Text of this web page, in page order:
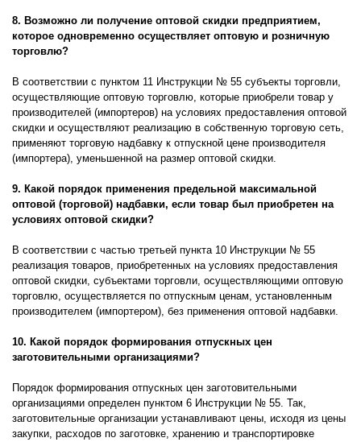
8. Возможно ли получение оптовой скидки предприятием,
которое одновременно осуществляет оптовую и розничную
торговлю?
В соответствии с пунктом 11 Инструкции № 55 субъекты торговли,
осуществляющие оптовую торговлю, которые приобрели товар у
производителей (импортеров) на условиях предоставления оптовой
скидки и осуществляют реализацию в собственную торговую сеть,
применяют торговую надбавку к отпускной цене производителя
(импортера), уменьшенной на размер оптовой скидки.
9. Какой порядок применения предельной максимальной
оптовой (торговой) надбавки, если товар был приобретен на
условиях оптовой скидки?
В соответствии с частью третьей пункта 10 Инструкции № 55
реализация товаров, приобретенных на условиях предоставления
оптовой скидки, субъектами торговли, осуществляющими оптовую
торговлю, осуществляется по отпускным ценам, установленным
производителем (импортером), без применения оптовой надбавки.
10. Какой порядок формирования отпускных цен
заготовительными организациями?
Порядок формирования отпускных цен заготовительными
организациями определен пунктом 6 Инструкции № 55. Так,
заготовительные организации устанавливают цены, исходя из цены
закупки, расходов по заготовке, хранению и транспортировке